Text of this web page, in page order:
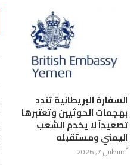
السفارة البريطانية تندد
بهجمات الحوثيين وتعتبرها
تصعيداً لا يخدم الشعب
اليمني ومستقبله
أغسطس 7, 2026